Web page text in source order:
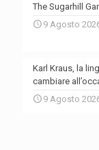
The Sugarhill
9 Agosto
Karl Kraus, la
cambiare
9 Agosto